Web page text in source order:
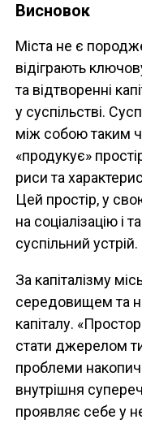
Висновок
Міста не є
відіграють
та відтворенні
у суспільстві.
між собою таким
«продукує»
риси та
Цей простір, у
на соціалізацію і
суспільний устрій.
За капіталізму
середовищем та
капіталу.
стати джерелом
проблеми
внутрішня
проявляє себе у